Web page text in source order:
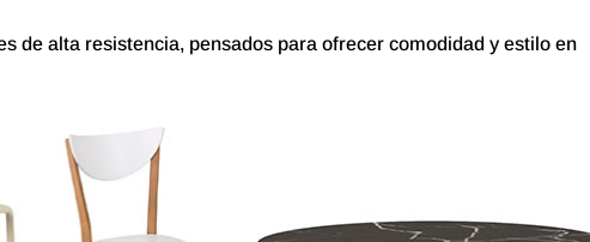
de alta resistencia, pensados ​​para ofrecer comodidad y estilo en